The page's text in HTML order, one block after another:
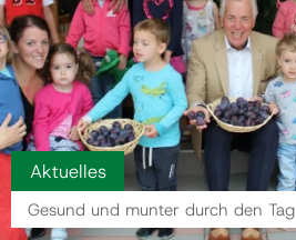
Ihr Anliegen
Veranstaltungen
Politik
Aktuelles
Gesund und munter durch den Tag